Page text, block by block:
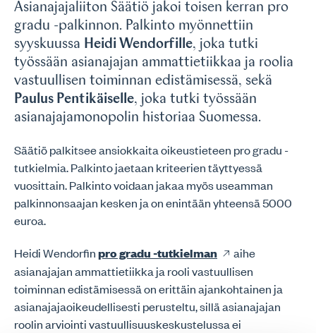
Asianajajaliiton Säätiö jakoi toisen kerran pro
gradu -palkinnon. Palkinto myönnettiin
syyskuussa Heidi Wendorfille, joka tutki
työssään asianajajan ammattietiikkaa ja roolia
vastuullisen toiminnan edistämisessä, sekä
Paulus Pentikäiselle, joka tutki työssään
asianajajamonopolin historiaa Suomessa.
Säätiö palkitsee ansiokkaita oikeustieteen pro gradu -
tutkielmia. Palkinto jaetaan kriteerien täyttyessä
vuosittain. Palkinto voidaan jakaa myös useamman
palkinnonsaajan kesken ja on enintään yhteensä 5000
euroa.
Heidi Wendorfinpro gradu -tutkielman
aihe
asianajajan ammattietiikka ja rooli vastuullisen
toiminnan edistämisessä on erittäin ajankohtainen ja
asianajajaoikeudellisesti perusteltu, sillä asianajajan
roolin arviointi vastuullisuuskeskustelussa ei